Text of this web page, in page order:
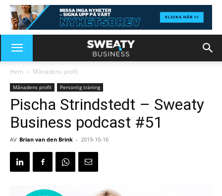
Hem Månadens profil
Månadens profil Personlig träning
Pischa Strindstedt – Sweaty
Business podcast #51
AV Brian van den Brink - 2019-10-16